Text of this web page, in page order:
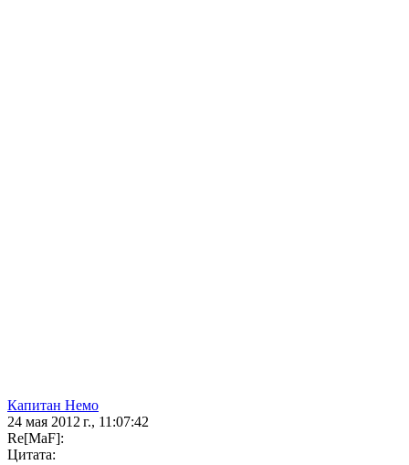
Капитан Немо
24 мая 2012 г., 11:07:42
Re[MaF]:
Цитата: